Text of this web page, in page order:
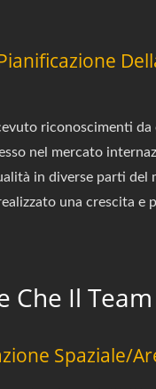
riconoscimenti
nel mercato
in diverse parti
una crescita
Che Il
Spaziale/